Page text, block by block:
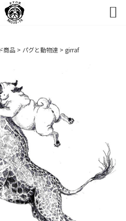

商品 > パグと動物達 > girraf